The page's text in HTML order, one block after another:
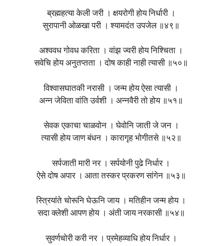
ब्रह्महत्या केली जरी । क्षयरोगी होय निर्धारी ।
सुरापानी ओळखा परी । श्यामदंत उपजेल ॥४९॥
अश्ववध गोवध करिता । वांझ ज्वरी होय निश्चिता ।
सवेचि होय अनुतप्तता । दोष काही नाही त्यासी ॥५०॥
विश्वासघातकी नरासी । जन्म होय ऐसा त्यासी ।
अन्न जेविता वांति उर्वशी । अन्नवैरी तो होय ॥५१॥
सेवक एकाचा चाळवोन । घेवोनि जाती जे जन ।
त्यासी होय जाण बंधन । कारागृह भोगीतसे ॥५२॥
सर्पजाती मारी नर । सर्पयोनी पुढे निर्धार ।
ऐसे दोष अपार । आता तस्कर प्रकरण सांगेन ॥५३॥
स्त्रियांते चोरूनि घेऊनि जाय । मतिहीन जन्म होय ।
सदा क्लेशी आपण होय । अंती जाय नरकासी ॥५४॥
सुवर्णचोरी करी नर । प्रमेहव्याधि होय निर्धार ।